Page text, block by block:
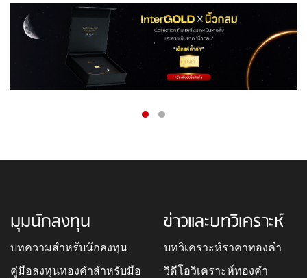
มุมนักลงทุน
บทความสำหรับนักลงทุน
คู่มือลงทุนทองคำสำหรับมือ
ข่าวและบทวิเคราะห์
บทวิเคราะห์ราคาทองคำ
วิดีโอวิเคราะห์ทองคำ